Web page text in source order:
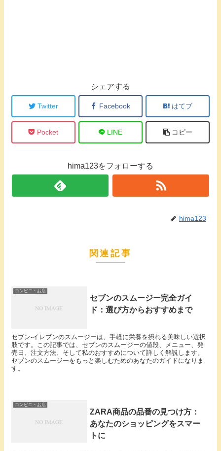
シェアする
Twitter Facebook はてブ
Pocket LINE コピー
hima123をフォローする
hima123
関連記事
コンビニ・お店
セブンのスムージー完全ガイ
ド：選び方からおすすめまで
セブン-イレブンのスムージーは、手軽に栄養を摂れる美味しい選択
肢です。この記事では、セブンのスムージーの値段、メニュー、発
売日、注文方法、そして私のおすすめについて詳しく解説します。
セブンのスムージーをもっと楽しむためのあなたのガイドになりま
す。
コンビニ・お店
ZARA商品の品番の見つけ方：
あなたのショッピングをスマー
トに